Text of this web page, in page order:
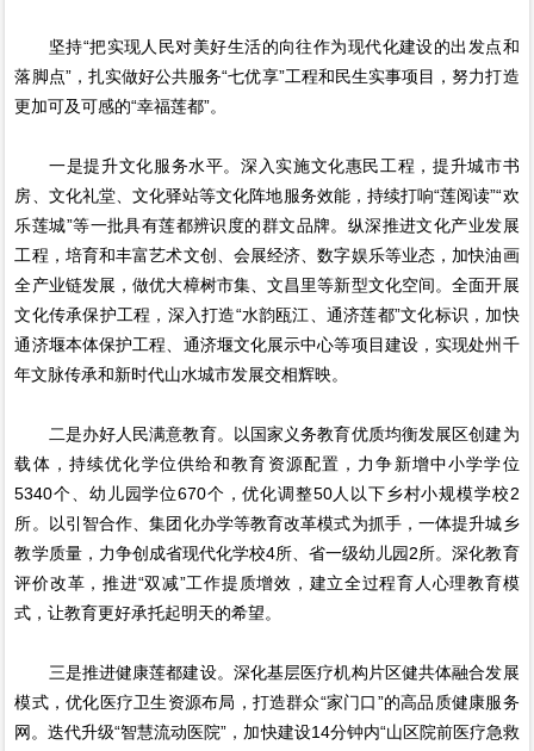
坚持“把实现人民对美好生活的向往作为现代化建设的出发点和
落脚点”，扎实做好公共服务“七优享”工程和民生实事项目，努力打造
更加可及可感的“幸福莲都”。
一是提升文化服务水平。深入实施文化惠民工程，提升城市书
房、文化礼堂、文化驿站等文化阵地服务效能，持续打响“莲阅读”“欢
乐莲城”等一批具有莲都辨识度的群文品牌。纵深推进文化产业发展
工程，培育和丰富艺术文创、会展经济、数字娱乐等业态，加快油画
全产业链发展，做优大樟树市集、文昌里等新型文化空间。全面开展
文化传承保护工程，深入打造“水韵瓯江、通济莲都”文化标识，加快
通济堰本体保护工程、通济堰文化展示中心等项目建设，实现处州千
年文脉传承和新时代山水城市发展交相辉映。
二是办好人民满意教育。以国家义务教育优质均衡发展区创建为
载体，持续优化学位供给和教育资源配置，力争新增中小学学位
5340个、幼儿园学位670个，优化调整50人以下乡村小规模学校2
所。以引智合作、集团化办学等教育改革模式为抓手，一体提升城乡
教学质量，力争创成省现代化学校4所、省一级幼儿园2所。深化教育
评价改革，推进“双减”工作提质增效，建立全过程育人心理教育模
式，让教育更好承托起明天的希望。
三是推进健康莲都建设。深化基层医疗机构片区健共体融合发展
模式，优化医疗卫生资源布局，打造群众“家门口”的高品质健康服务
网。迭代升级“智慧流动医院”，加快建设14分钟内“山区院前医疗急救